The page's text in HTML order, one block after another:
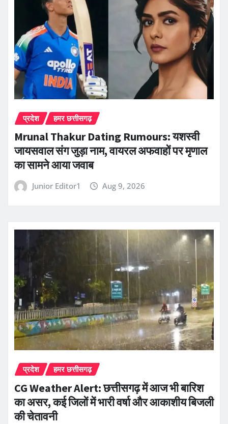
प्रदेश हमर छत्तीसगढ़
Mrunal Thakur Dating Rumours: यशस्वी
जायसवाल संग जुड़ा नाम, वायरल अफवाहों पर मृणाल
का सामने आया जवाब
Junior Editor1 Aug 9, 2026
प्रदेश हमर छत्तीसगढ़
CG Weather Alert: छत्तीसगढ़ में आज भी बारिश
का असर, कई जिलों में भारी वर्षा और आकाशीय बिजली
की चेतावनी